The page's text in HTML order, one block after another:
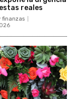
reales
finanzas